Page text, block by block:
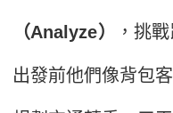
（Analyze） ，挑
出發前他們像背包